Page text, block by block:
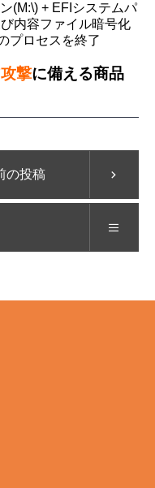
(M:\) + EFIシステムパ
内容ファイル暗号化
プロセスを終了
撃に備える商品
の投稿